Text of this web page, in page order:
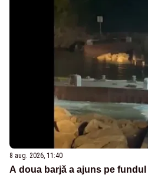
8 aug. 2026, 11:40
A doua barjă a ajuns pe